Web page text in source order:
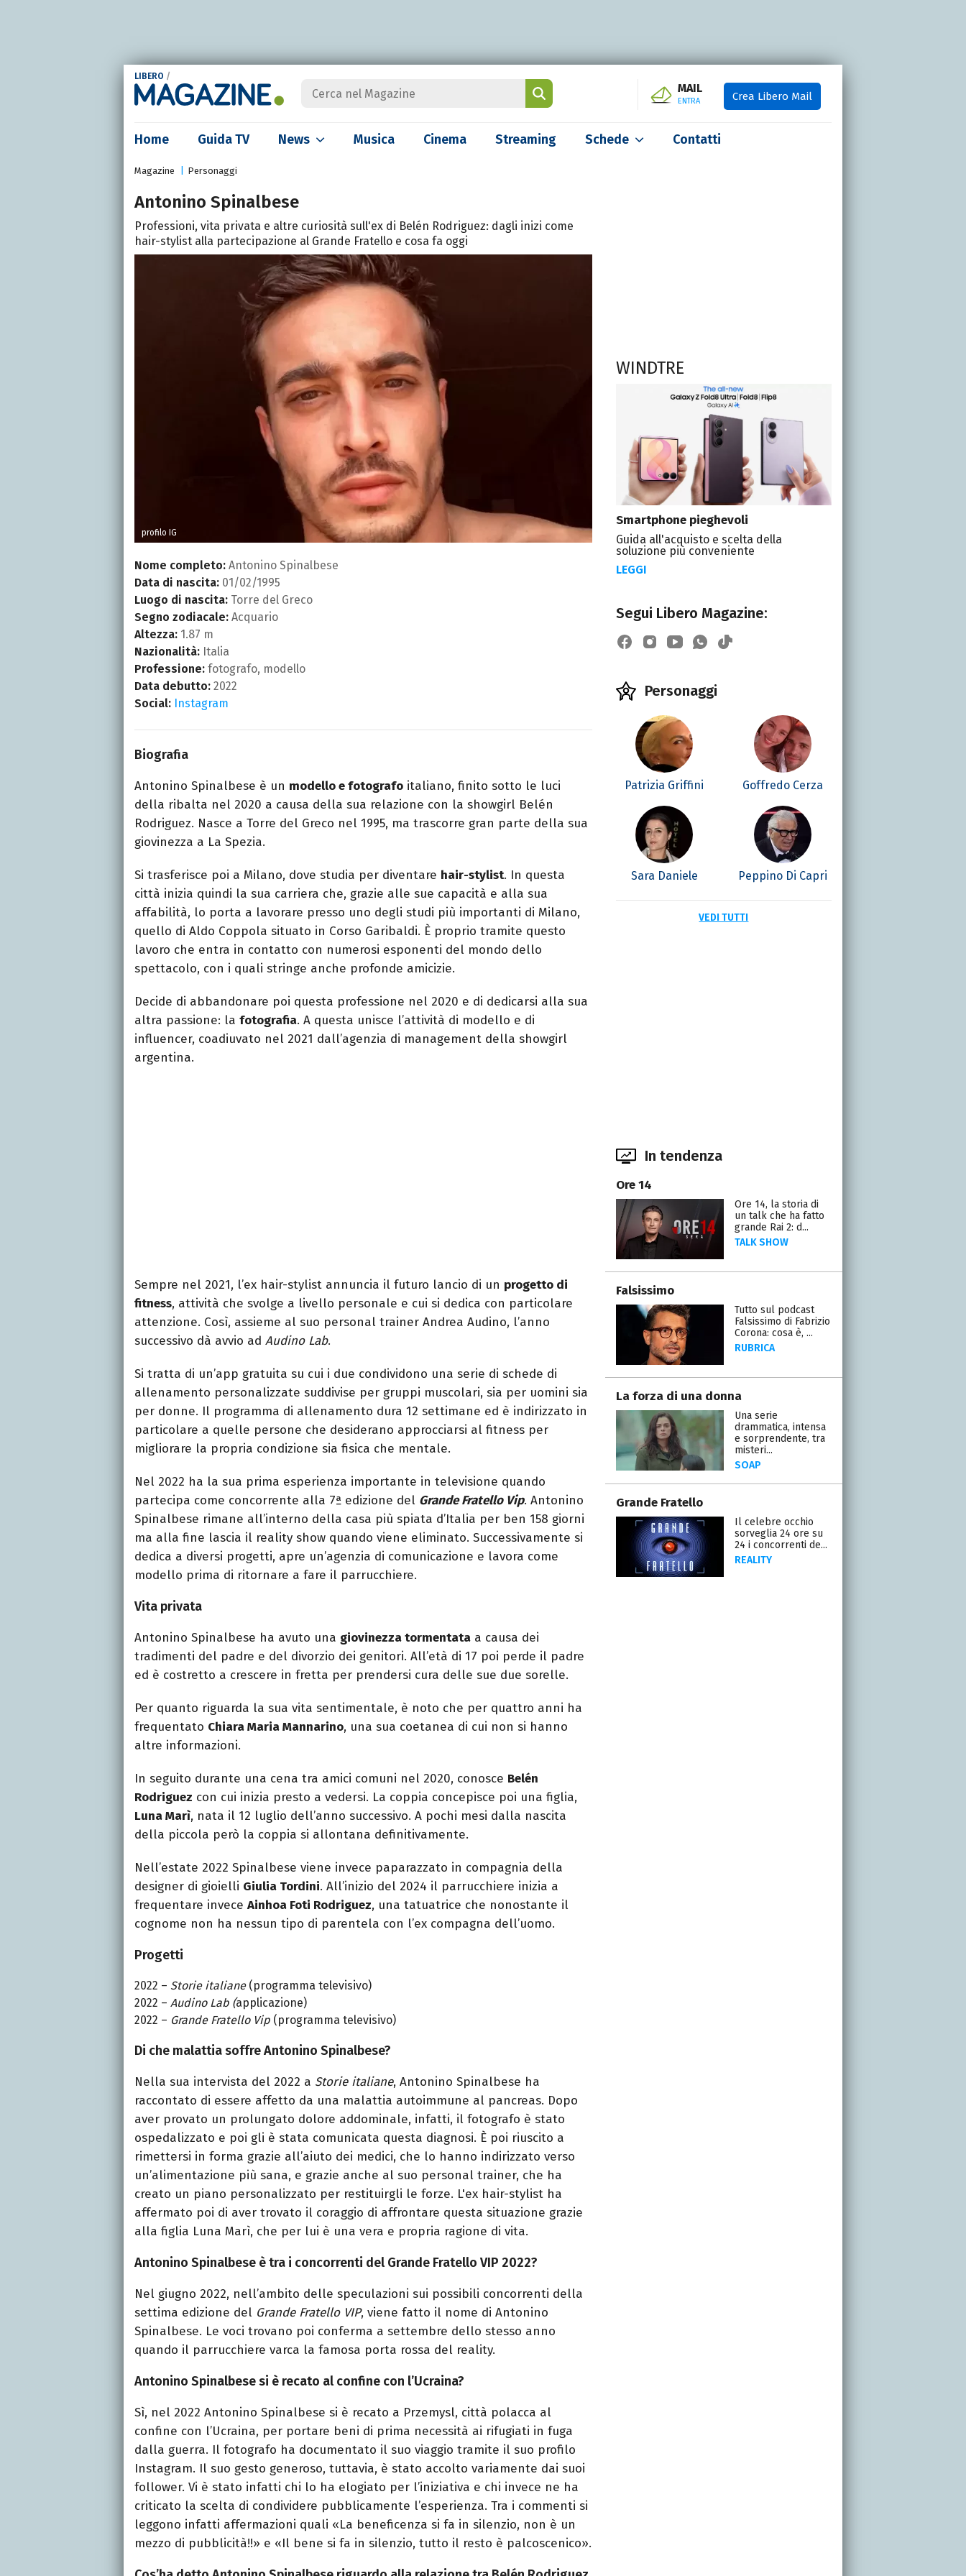
LIBERO /
MAIL
ENTRA Crea Libero Mail
Home Guida TV News Musica Cinema Streaming Schede Contatti
Magazine Personaggi
Antonino Spinalbese
Professioni, vita privata e altre curiosità sull'ex di Belén Rodriguez: dagli inizi come
hair-stylist alla partecipazione al Grande Fratello e cosa fa oggi
profilo IG
Nome completo: Antonino Spinalbese
Data di nascita: 01/02/1995
Luogo di nascita: Torre del Greco
Segno zodiacale: Acquario
Altezza: 1.87 m
Nazionalità: Italia
Professione: fotografo, modello
Data debutto: 2022
Social: Instagram
Biografia
Antonino Spinalbese è un modello e fotografo italiano, finito sotto le luci
della ribalta nel 2020 a causa della sua relazione con la showgirl Belén
Rodriguez. Nasce a Torre del Greco nel 1995, ma trascorre gran parte della sua
giovinezza a La Spezia.
Si trasferisce poi a Milano, dove studia per diventare hair-stylist. In questa
città inizia quindi la sua carriera che, grazie alle sue capacità e alla sua
affabilità, lo porta a lavorare presso uno degli studi più importanti di Milano,
quello di Aldo Coppola situato in Corso Garibaldi. È proprio tramite questo
lavoro che entra in contatto con numerosi esponenti del mondo dello
spettacolo, con i quali stringe anche profonde amicizie.
Decide di abbandonare poi questa professione nel 2020 e di dedicarsi alla sua
altra passione: la fotografia. A questa unisce l’attività di modello e di
influencer, coadiuvato nel 2021 dall’agenzia di management della showgirl
argentina.
Sempre nel 2021, l’ex hair-stylist annuncia il futuro lancio di un progetto di
fitness, attività che svolge a livello personale e cui si dedica con particolare
attenzione. Così, assieme al suo personal trainer Andrea Audino, l’anno
successivo dà avvio ad Audino Lab.
Si tratta di un’app gratuita su cui i due condividono una serie di schede di
allenamento personalizzate suddivise per gruppi muscolari, sia per uomini sia
per donne. Il programma di allenamento dura 12 settimane ed è indirizzato in
particolare a quelle persone che desiderano approcciarsi al fitness per
migliorare la propria condizione sia fisica che mentale.
Nel 2022 ha la sua prima esperienza importante in televisione quando
partecipa come concorrente alla 7ª edizione del Grande Fratello Vip. Antonino
Spinalbese rimane all’interno della casa più spiata d’Italia per ben 158 giorni
ma alla fine lascia il reality show quando viene eliminato. Successivamente si
dedica a diversi progetti, apre un’agenzia di comunicazione e lavora come
modello prima di ritornare a fare il parrucchiere.
Vita privata
Antonino Spinalbese ha avuto una giovinezza tormentata a causa dei
tradimenti del padre e del divorzio dei genitori. All’età di 17 poi perde il padre
ed è costretto a crescere in fretta per prendersi cura delle sue due sorelle.
Per quanto riguarda la sua vita sentimentale, è noto che per quattro anni ha
frequentato Chiara Maria Mannarino, una sua coetanea di cui non si hanno
altre informazioni.
In seguito durante una cena tra amici comuni nel 2020, conosce Belén
Rodriguez con cui inizia presto a vedersi. La coppia concepisce poi una figlia,
Luna Marì, nata il 12 luglio dell’anno successivo. A pochi mesi dalla nascita
della piccola però la coppia si allontana definitivamente.
Nell’estate 2022 Spinalbese viene invece paparazzato in compagnia della
designer di gioielli Giulia Tordini. All’inizio del 2024 il parrucchiere inizia a
frequentare invece Ainhoa Foti Rodriguez, una tatuatrice che nonostante il
cognome non ha nessun tipo di parentela con l’ex compagna dell’uomo.
Progetti
2022 – Storie italiane(programma televisivo)
2022 – Audino Lab (applicazione)
2022 – Grande Fratello Vip (programma televisivo)
Di che malattia soffre Antonino Spinalbese?
Nella sua intervista del 2022 a Storie italiane, Antonino Spinalbese ha
raccontato di essere affetto da una malattia autoimmune al pancreas. Dopo
aver provato un prolungato dolore addominale, infatti, il fotografo è stato
ospedalizzato e poi gli è stata comunicata questa diagnosi. È poi riuscito a
rimettersi in forma grazie all’aiuto dei medici, che lo hanno indirizzato verso
un’alimentazione più sana, e grazie anche al suo personal trainer, che ha
creato un piano personalizzato per restituirgli le forze. L'ex hair-stylist ha
affermato poi di aver trovato il coraggio di affrontare questa situazione grazie
alla figlia Luna Marì, che per lui è una vera e propria ragione di vita.
Antonino Spinalbese è tra i concorrenti del Grande Fratello VIP 2022?
Nel giugno 2022, nell’ambito delle speculazioni sui possibili concorrenti della
settima edizione del Grande Fratello VIP, viene fatto il nome di Antonino
Spinalbese. Le voci trovano poi conferma a settembre dello stesso anno
quando il parrucchiere varca la famosa porta rossa del reality.
Antonino Spinalbese si è recato al confine con l’Ucraina?
Sì, nel 2022 Antonino Spinalbese si è recato a Przemysl, città polacca al
confine con l’Ucraina, per portare beni di prima necessità ai rifugiati in fuga
dalla guerra. Il fotografo ha documentato il suo viaggio tramite il suo profilo
Instagram. Il suo gesto generoso, tuttavia, è stato accolto variamente dai suoi
follower. Vi è stato infatti chi lo ha elogiato per l’iniziativa e chi invece ne ha
criticato la scelta di condividere pubblicamente l’esperienza. Tra i commenti si
leggono infatti affermazioni quali «La beneficenza si fa in silenzio, non è un
mezzo di pubblicità!!» e «Il bene si fa in silenzio, tutto il resto è palcoscenico».
WINDTRE
Smartphone pieghevoli
Guida all'acquisto e scelta della
soluzione più conveniente
LEGGI
Segui Libero Magazine:
Personaggi
Patrizia Griffini Goffredo Cerza
Sara Daniele Peppino Di Capri
VEDI TUTTI
In tendenza
Ore 14
Ore 14, la storia di
un talk che ha fatto
grande Rai 2: d...
TALK SHOW
Falsissimo
Tutto sul podcast
Falsissimo di Fabrizio
Corona: cosa è, ...
RUBRICA
La forza di una donna
Una serie
drammatica, intensa
e sorprendente, tra
misteri...
SOAP
Grande Fratello
Il celebre occhio
sorveglia 24 ore su
24 i concorrenti de...
REALITY